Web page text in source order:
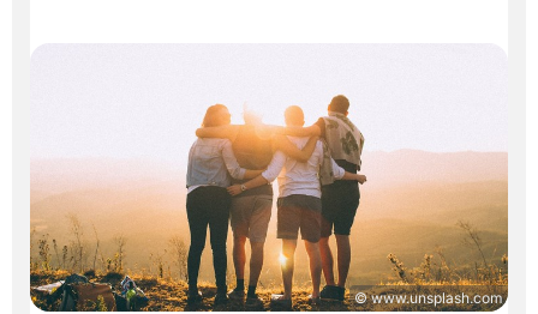
© www.unsplash.com